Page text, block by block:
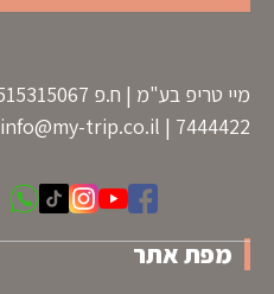
7444422 |
info@my-trip.co.il
מפת אתר